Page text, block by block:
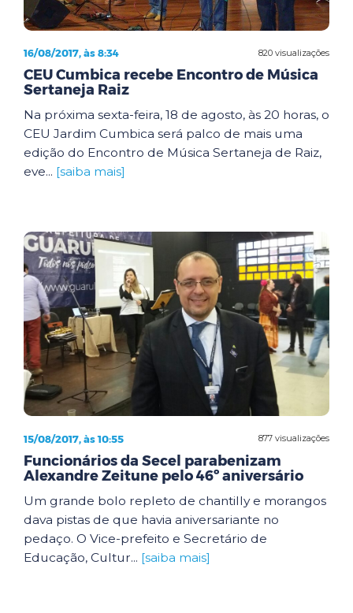
820 visualizações
16/08/2017, às 8:34
CEU Cumbica recebe Encontro de Música
Sertaneja Raiz
Na próxima sexta-feira, 18 de agosto, às 20 horas, o
CEU Jardim Cumbica será palco de mais uma
edição do Encontro de Música Sertaneja de Raiz,
eve... [saiba mais]
877 visualizações
15/08/2017, às 10:55
Funcionários da Secel parabenizam
Alexandre Zeitune pelo 46º aniversário
Um grande bolo repleto de chantilly e morangos
dava pistas de que havia aniversariante no
pedaço. O Vice-prefeito e Secretário de
Educação, Cultur... [saiba mais]